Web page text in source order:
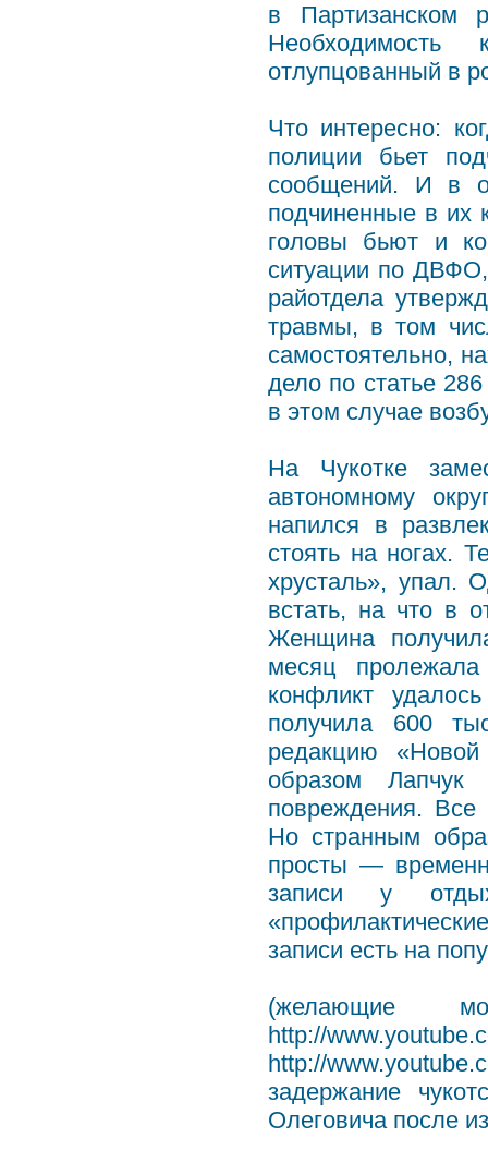
в Партизанском
Необходимость
отлупцованный в
Что интересно:
полиции бьет
сообщений. И в
подчиненные в их
головы бьют и
ситуации по ДВФО,
райотдела
травмы, в том
самостоятельно,
дело по статье
в этом случае
На Чукотке
автономному
напился в
стоять на ногах.
хрусталь», упал.
встать, на что в
Женщина
месяц
конфликт
получила 600
редакцию
образом Лапчук
повреждения.
Но странным
просты —
записи у
записи есть на
(желающие
http://
http://
задержание
Олеговича после